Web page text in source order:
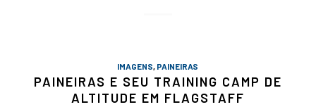
IMAGENS, PAINEIRAS
PAINEIRAS E SEU TRAINING CAMP DE
ALTITUDE EM FLAGSTAFF